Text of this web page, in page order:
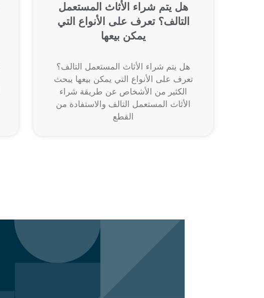
هل يتم شراء الأثاث المستعمل
التالف؟ تعرف على الأنواع التي
يمكن بيعها
هل يتم شراء الأثاث المستعمل التالف؟
تعرف على الأنواع التي يمكن بيعها يبحث
الكثير من الأشخاص عن طريقة شراء
الأثاث المستعمل التالف والاستفادة من
القطع